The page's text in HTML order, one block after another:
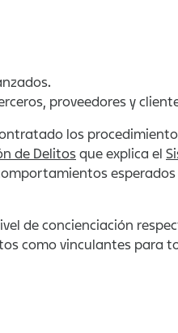
proveedores y
los
de Delitos que explica el
de concienciación
como vinculantes para